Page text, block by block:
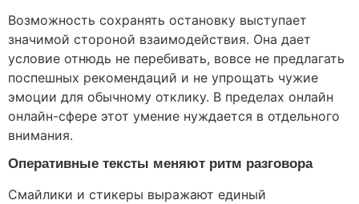
Возможность сохранять остановку выступает
значимой стороной взаимодействия. Она дает
условие отнюдь не перебивать, вовсе не предлагать
поспешных рекомендаций и не упрощать чужие
эмоции для обычному отклику. В пределах онлайн
онлайн-сфере этот умение нуждается в отдельного
внимания.
Оперативные тексты меняют ритм разговора
Смайлики и стикеры выражают единый